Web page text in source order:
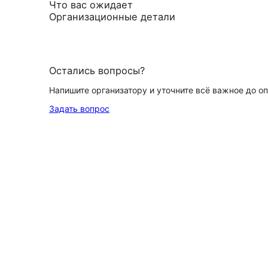
Что вас ожидает
Организационные детали
Остались вопросы?
Напишите организатору и уточните всё важное до
Задать вопрос